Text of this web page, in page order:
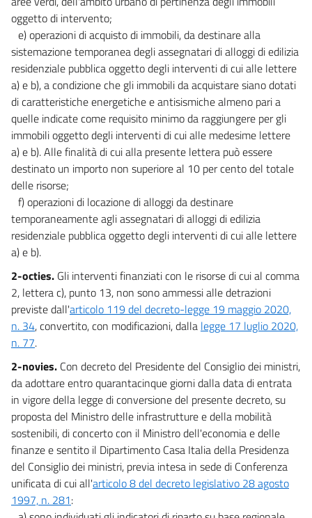
oggetto di intervento;
e) operazioni di acquisto di immobili, da destinare alla
sistemazione temporanea degli assegnatari di alloggi di edilizia
residenziale pubblica oggetto degli interventi di cui alle lettere
a) e b), a condizione che gli immobili da acquistare siano dotati
di caratteristiche energetiche e antisismiche almeno pari a
quelle indicate come requisito minimo da raggiungere per gli
immobili oggetto degli interventi di cui alle medesime lettere
a) e b). Alle finalità di cui alla presente lettera può essere
destinato un importo non superiore al 10 per cento del totale
delle risorse;
f) operazioni di locazione di alloggi da destinare
temporaneamente agli assegnatari di alloggi di edilizia
residenziale pubblica oggetto degli interventi di cui alle lettere
a) e b).
2-octies. Gli interventi finanziati con le risorse di cui al comma
2, lettera c), punto 13, non sono ammessi alle detrazioni
previste dall'articolo 119 del decreto-legge 19 maggio 2020,
n. 34, convertito, con modificazioni, dalla legge 17 luglio 2020,
n. 77.
2-novies. Con decreto del Presidente del Consiglio dei ministri,
da adottare entro quarantacinque giorni dalla data di entrata
in vigore della legge di conversione del presente decreto, su
proposta del Ministro delle infrastrutture e della mobilità
sostenibili, di concerto con il Ministro dell'economia e delle
finanze e sentito il Dipartimento Casa Italia della Presidenza
del Consiglio dei ministri, previa intesa in sede di Conferenza
unificata di cui all'articolo 8 del decreto legislativo 28 agosto
1997, n. 281: